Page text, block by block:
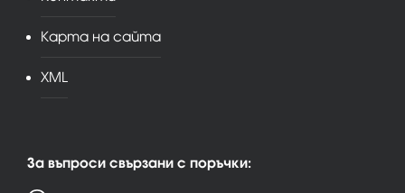
Карта на сайта
XML
За въпроси свързани с поръчки: